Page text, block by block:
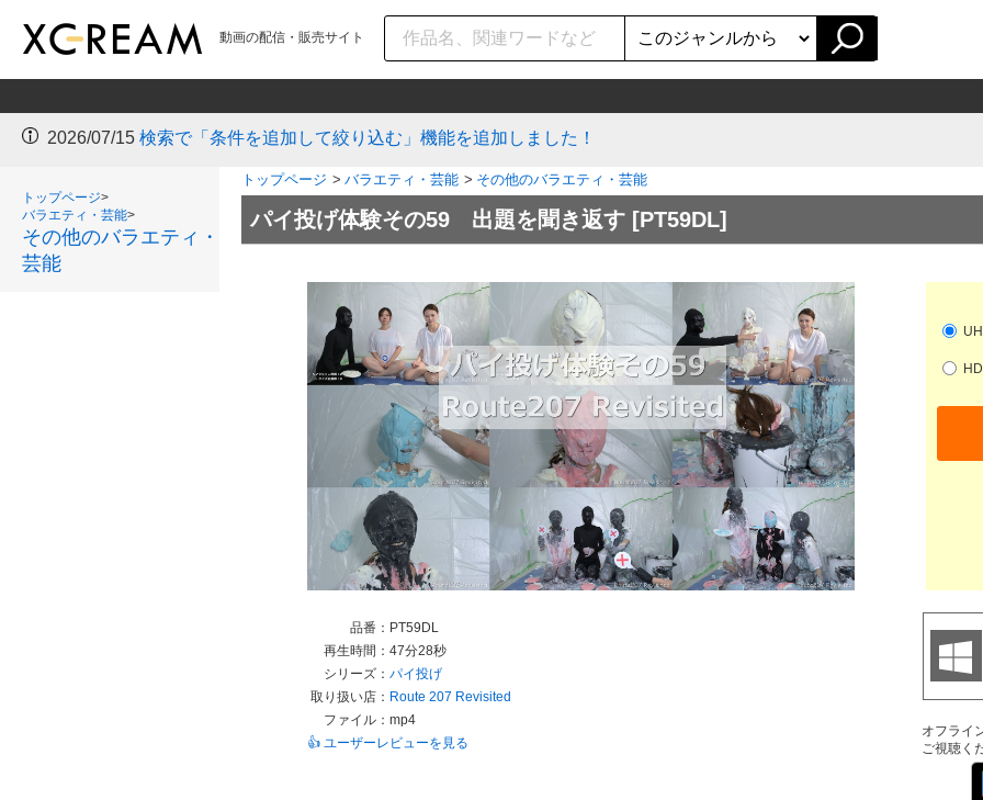
動画の配信・販売サイト
2026/07/15 検索で「条件を追加して絞り込む」機能を追加しました！
トップページ>
バラエティ・芸能>
その他のバラエティ・
芸能
トップページ > バラエティ・芸能 > その他のバラエティ・芸能
パイ投げ体験その59 出題を聞き返す [PT59DL]
品番： PT59DL
再生時間： 47分28秒
シリーズ： パイ投げ
取り扱い店： Route 207 Revisited
ファイル： mp4
👍 ユーザーレビューを見る
オフライ
ご視聴く